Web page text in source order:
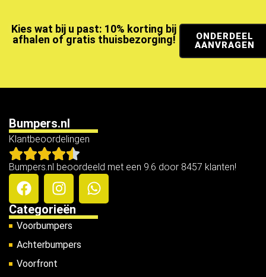
Kies wat bij u past: 10% korting bij
afhalen of gratis thuisbezorging!
ONDERDEEL
AANVRAGEN
Bumpers.nl
Klantbeoordelingen
Bumpers.nl beoordeeld met een 9.6 door 8457 klanten!
Categorieën
Voorbumpers
Achterbumpers
Voorfront